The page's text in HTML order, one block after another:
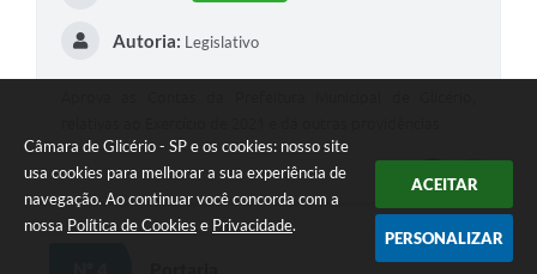
Câmara de Glicério - SP e os cookies: nosso site
usa cookies para melhorar a sua experiência de
navegação. Ao continuar você concorda com a
nossa Política de Cookies e Privacidade.
ACEITAR
PERSONALIZAR
BAIXAR
Autoria: Legislativo